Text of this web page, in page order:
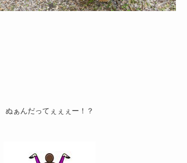
ぬぁんだってぇぇぇー！？